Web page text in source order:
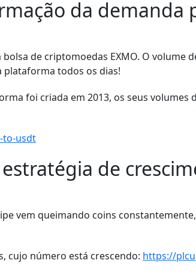
da demanda
de criptomoedas EXMO. O volume
plataforma todos os dias!
foi criada em 2013, os seus volumes
to-usdt
de
vem queimando coins
cujo número está crescendo: https://